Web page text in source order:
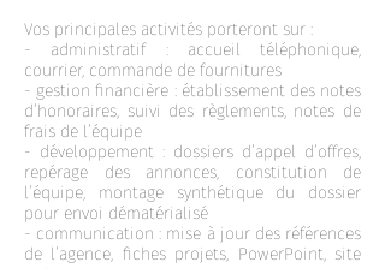
Vos principales activités porteront sur :
- administratif : accueil téléphonique,
courrier, commande de fournitures
- gestion financière : établissement des notes
d’honoraires, suivi des règlements, notes de
frais de l’équipe
- développement : dossiers d’appel d’offres,
repérage des annonces, constitution de
l’équipe, montage synthétique du dossier
pour envoi dématérialisé
- communication : mise à jour des références
de l’agence, fiches projets, PowerPoint, site